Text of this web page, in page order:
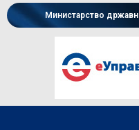
Министарство